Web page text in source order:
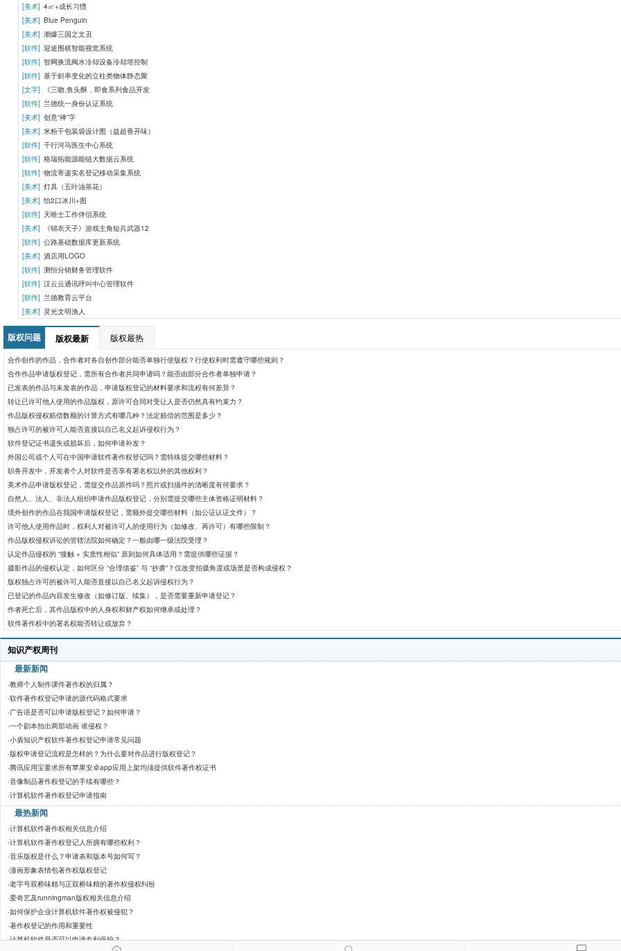
[美术] 4㎡+成长习惯
[美术] Blue Penguin
[美术] 潮爆三国之文丑
[软件] 迎途围棋智能视觉系统
[软件] 智网换流阀水冷却设备冷却塔控制
[软件] 基于斜率变化的立柱类物体静态聚
[文字]
《三吻.鱼头酥，即食系列食品开发
[软件] 兰德统一身份认证系统
[美术] 创意“禅”字
[美术] 米粉干包装袋设计图（益超香开味）
[软件] 千行河马医生中心系统
[软件] 格瑞拓能源能链大数据云系统
[软件] 物流寄递实名登记移动采集系统
[美术] 灯具（五叶油茶花）
[美术] 怡2口冰川+图
[软件] 天唯士工作伴侣系统
[美术]
《锦衣天子》游戏主角短兵武器12
[软件] 公路基础数据库更新系统
[美术] 酒店用LOGO
[软件] 测恒分销财务管理软件
[软件] 汉云云通讯呼叫中心管理软件
[软件] 兰德教育云平台
[美术] 灵光文明渔人
版权问题 版权最新 版权最热
合作创作的作品，合作者对各自创作部分能否单独行使版权？行使权利时需遵守哪些规则？
合作作品申请版权登记，需所有合作者共同申请吗？能否由部分合作者单独申请？
已发表的作品与未发表的作品，申请版权登记的材料要求和流程有何差异？
转让已许可他人使用的作品版权，原许可合同对受让人是否仍然具有约束力？
作品版权侵权赔偿数额的计算方式有哪几种？法定赔偿的范围是多少？​
独占许可的被许可人能否直接以自己名义起诉侵权行为？
软件登记证书遗失或损坏后，如何申请补发？
外国公司或个人可在中国申请软件著作权登记吗？需特殊提交哪些材料？
职务开发中，开发者个人对软件是否享有署名权以外的其他权利？
美术作品申请版权登记，需提交作品原件吗？照片或扫描件的清晰度有何要求？
自然人、法人、非法人组织申请作品版权登记，分别需提交哪些主体资格证明材料？
境外创作的作品在我国申请版权登记，需额外提交哪些材料（如公证认证文件）？
许可他人使用作品时，权利人对被许可人的使用行为（如修改、再许可）有哪些限制？
作品版权侵权诉讼的管辖法院如何确定？一般由哪一级法院受理？
认定作品侵权的 “接触 + 实质性相似” 原则如何具体适用？需提供哪些证据？
摄影作品的侵权认定，如何区分 “合理借鉴” 与 “抄袭”？仅改变拍摄角度或场景是否构成侵权？
版权独占许可的被许可人能否直接以自己名义起诉侵权行为？
已登记的作品内容发生修改（如修订版、续集），是否需要重新申请登记？
作者死亡后，其作品版权中的人身权和财产权如何继承或处理？
软件著作权中的署名权能否转让或放弃？
知识产权周刊
最新新闻
·教师个人制作课件著作权的归属？
·软件著作权登记申请的源代码格式要求
·广告语是否可以申请版权登记？如何申请？
·一个剧本拍出两部动画 谁侵权？
·小盾知识产权软件著作权登记申请常见问题
·版权申请登记流程是怎样的？为什么要对作品进行版权登记？
·腾讯应用宝要求所有苹果安卓app应用上架均须提供软件著作权证书
·音像制品著作权登记的手续有哪些？
·计算机软件著作权登记申请指南
最热新闻
·计算机软件著作权相关信息介绍
·计算机软件著作权登记人所拥有哪些权利？
·音乐版权是什么？申请表和版本号如何写？
·漫画形象表情包著作权版权登记
·老字号双桥味精与正双桥味精的著作权侵权纠纷
·爱奇艺及runningman版权相关信息介绍
·如何保护企业计算机软件著作权被侵犯？
·著作权登记的作用和重要性
·计算机软件是否可以申请专利保护？